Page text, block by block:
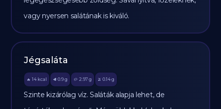
vagy nyersen salátának is kiváló.
Jégsaláta
🔥 14 kcal 🥩 0.9 g 🥔 2.97g 🫒 0.14 g
Szinte kizárólag víz. Saláták alapja lehet, de